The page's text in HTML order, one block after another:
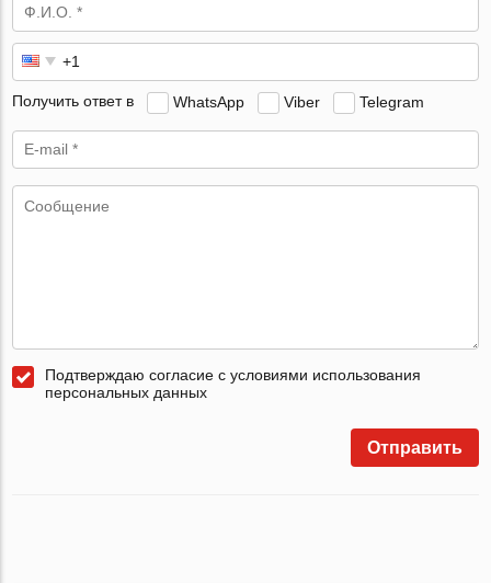
Получить ответ в WhatsApp Viber Telegram
Подтверждаю согласие с условиями использования
персональных данных
Отправить